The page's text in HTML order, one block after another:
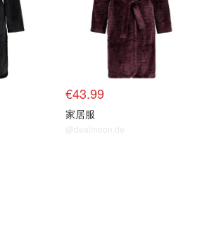
€43.99
家居服
@dealmoon.de